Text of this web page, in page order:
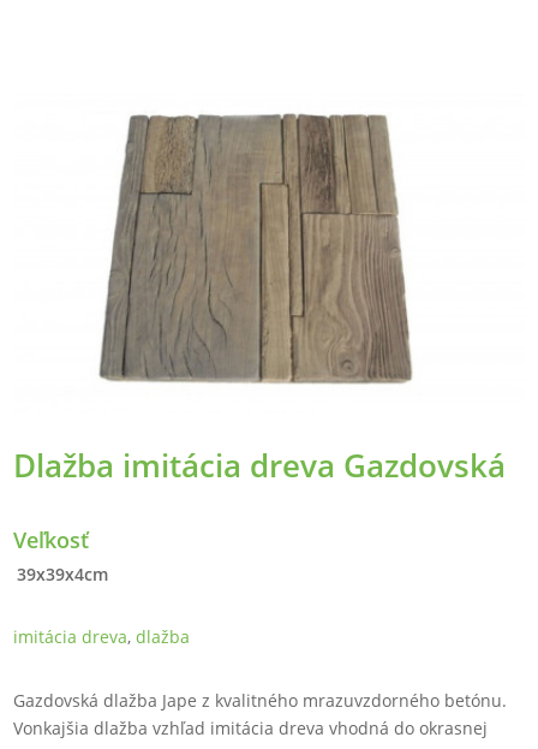
Dlažba imitácia dreva Gazdovská
Veľkosť
39x39x4cm
imitácia dreva,dlažba
Gazdovská dlažba Jape z kvalitného mrazuvzdorného betónu.
Vonkajšia dlažba vzhľad imitácia dreva vhodná do okrasnej